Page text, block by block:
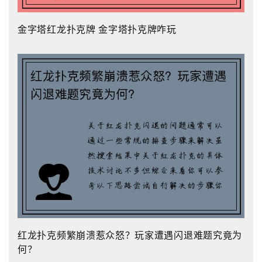
金字塔红龙扑克牌 金字塔扑克牌咋玩
红龙扑克频繁崩溃惹众怒？玩家遭遇闪退难题究竟为
何？